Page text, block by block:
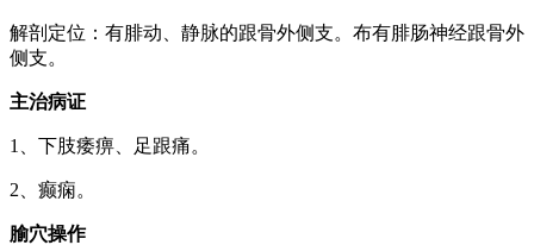
解剖定位：有腓动、静脉的跟骨外侧支。布有腓肠神经跟骨外
侧支。
主治病证
1、下肢痿痹、足跟痛。
2、癫痫。
腧穴操作